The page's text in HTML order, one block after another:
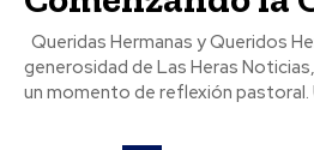
generosidad de Las Heras
un momento de reflexión pastoral.